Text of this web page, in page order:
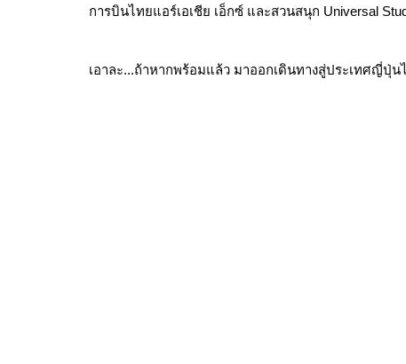
การบินไทยแอร์เอเชีย เอ็กซ์ และสวนสนุก Universal
เอาละ...ถ้าหากพร้อมแล้ว มาออกเดินทางสู่ประเทศญี่ปุ่